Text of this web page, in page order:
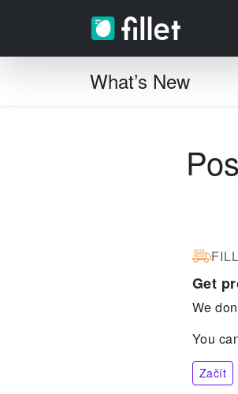
What’s New
Get
We
You
Začít